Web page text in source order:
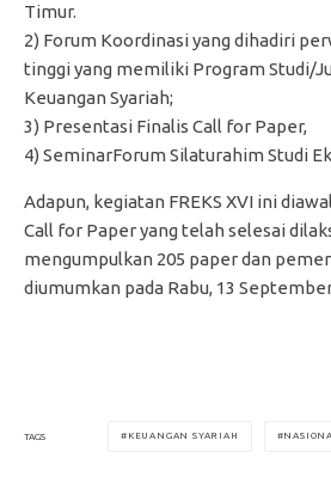
Timur.
2) Forum Koordinasi yang dihadiri
tinggi yang memiliki Program Studi/
Keuangan Syariah;
3) Presentasi Finalis Call for Paper,
4) SeminarForum Silaturahim Studi
Adapun, kegiatan FREKS XVI ini
Call for Paper yang telah selesai
mengumpulkan 205 paper dan
diumumkan pada Rabu, 13
TAGS KEUANGAN SYARIAH